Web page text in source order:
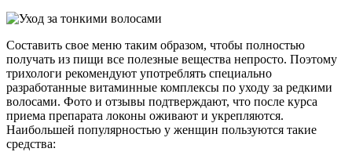
Составить свое меню таким образом, чтобы полностью
получать из пищи все полезные вещества непросто. Поэтому
трихологи рекомендуют употреблять специально
разработанные витаминные комплексы по уходу за редкими
волосами. Фото и отзывы подтверждают, что после курса
приема препарата локоны оживают и укрепляются.
Наибольшей популярностью у женщин пользуются такие
средства: